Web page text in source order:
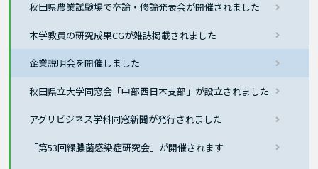
秋田県農業試験場で卒論・修論発表会が開催されました
本学教員の研究成果CGが雑誌掲載されました
企業説明会を開催しました
秋田県立大学同窓会「中部西日本支部」が設立されました
アグリビジネス学科同窓新聞が発行されました
「第53回緑膿菌感染症研究会」が開催されます